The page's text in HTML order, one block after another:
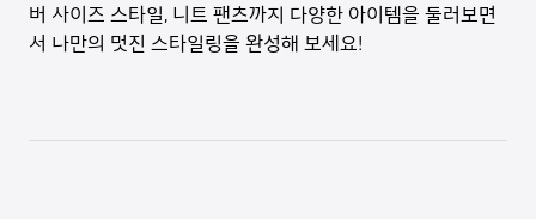
버 사이즈 스타일, 니트 팬츠까지 다양한 아이템을 둘러보면
서 나만의 멋진 스타일링을 완성해 보세요!